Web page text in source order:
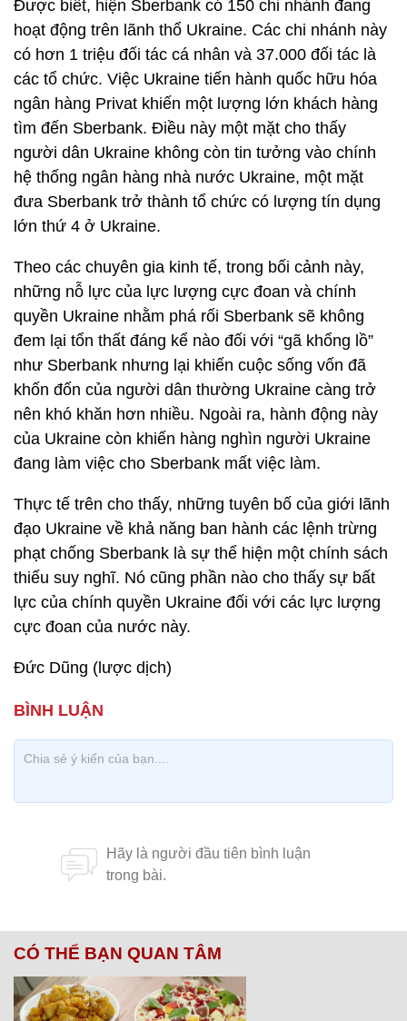
Được biết, hiện Sberbank có 150 chi nhánh đang
hoạt động trên lãnh thổ Ukraine. Các chi nhánh này
có hơn 1 triệu đối tác cá nhân và 37.000 đối tác là
các tổ chức. Việc Ukraine tiến hành quốc hữu hóa
ngân hàng Privat khiến một lượng lớn khách hàng
tìm đến Sberbank. Điều này một mặt cho thấy
người dân Ukraine không còn tin tưởng vào chính
hệ thống ngân hàng nhà nước Ukraine, một mặt
đưa Sberbank trở thành tổ chức có lượng tín dụng
lớn thứ 4 ở Ukraine.
Theo các chuyên gia kinh tế, trong bối cảnh này,
những nỗ lực của lực lượng cực đoan và chính
quyền Ukraine nhằm phá rối Sberbank sẽ không
đem lại tổn thất đáng kể nào đối với “gã khổng lồ”
như Sberbank nhưng lại khiến cuộc sống vốn đã
khốn đốn của người dân thường Ukraine càng trở
nên khó khăn hơn nhiều. Ngoài ra, hành động này
của Ukraine còn khiến hàng nghìn người Ukraine
đang làm việc cho Sberbank mất việc làm.
Thực tế trên cho thấy, những tuyên bố của giới lãnh
đạo Ukraine về khả năng ban hành các lệnh trừng
phạt chống Sberbank là sự thể hiện một chính sách
thiếu suy nghĩ. Nó cũng phần nào cho thấy sự bất
lực của chính quyền Ukraine đối với các lực lượng
cực đoan của nước này.
Đức Dũng (lược dịch)
CÓ THỂ BẠN QUAN TÂM